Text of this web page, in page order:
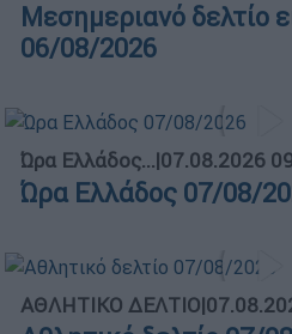
Μεσημεριανό δελτίο
06/08/2026
Ώρα Ελλάδος...|07.08.2026
Ώρα Ελλάδος 07/08/
ΑΘΛΗΤΙΚΟ ΔΕΛΤΙΟ|